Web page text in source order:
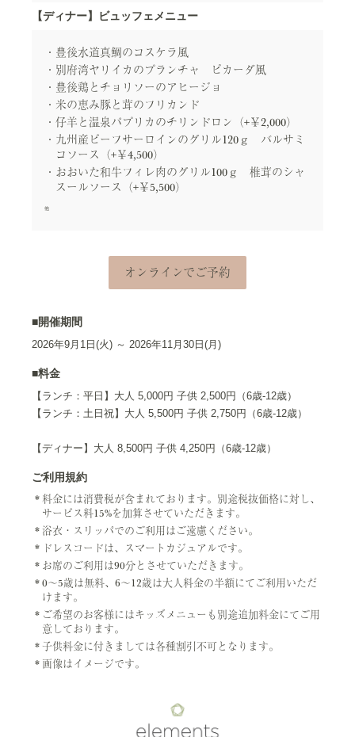
【ディナー】ビュッフェメニュー
豊後水道真鯛のコスケラ風
別府湾ヤリイカのプランチャ ピカーダ風
豊後鶏とチョリソーのアヒージョ
米の恵み豚と茸のフリカンド
仔羊と温泉パプリカのチリンドロン（+￥2,000）
九州産ビーフサーロインのグリル120ｇ バルサミ
コソース（+￥4,500）
おおいた和牛フィレ肉のグリル100ｇ 椎茸のシャ
スールソース（+￥5,500）
他
オンラインでご予約
■開催期間
2026年9月1日(火) ～ 2026年11月30日(月)
■料金
【ランチ：平日】大人 5,000円 子供 2,500円（6歳-12歳）
【ランチ：土日祝】大人 5,500円 子供 2,750円（6歳-12歳）
【ディナー】大人 8,500円 子供 4,250円（6歳-12歳）
ご利用規約
料金には消費税が含まれております。別途税抜価格に対し、
サービス料15%を加算させていただきます。
浴衣・スリッパでのご利用はご遠慮ください。
ドレスコードは、スマートカジュアルです。
お席のご利用は90分とさせていただきます。
0～5歳は無料、6～12歳は大人料金の半額にてご利用いただ
けます。
ご希望のお客様にはキッズメニューも別途追加料金にてご用
意しております。
子供料金に付きましては各種割引不可となります。
画像はイメージです。